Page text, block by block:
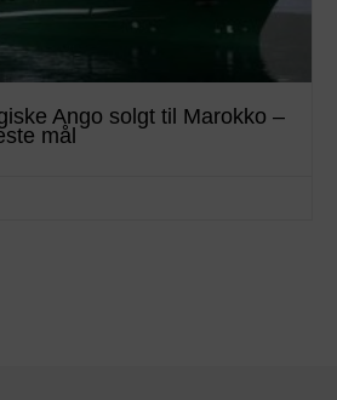
Ango solgt til Marokko –
mål